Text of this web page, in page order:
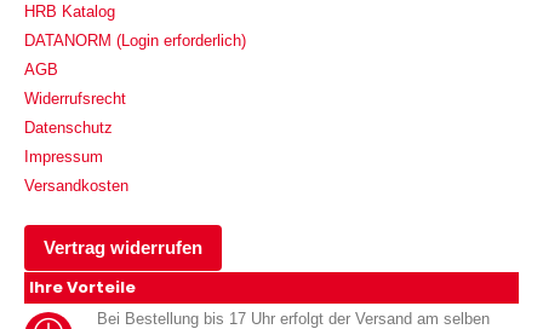
HRB Katalog
DATANORM (Login erforderlich)
AGB
Widerrufsrecht
Datenschutz
Impressum
Versandkosten
Vertrag widerrufen
Ihre Vorteile
Bei Bestellung bis 17 Uhr erfolgt der Versand am selben